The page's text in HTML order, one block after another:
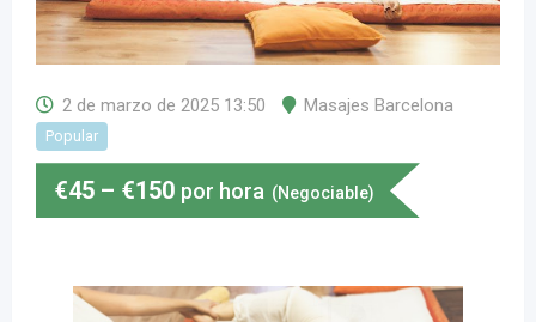
2 de marzo de 2025 13:50 Masajes Barcelona
Popular
€45 – €150 por hora (Negociable)